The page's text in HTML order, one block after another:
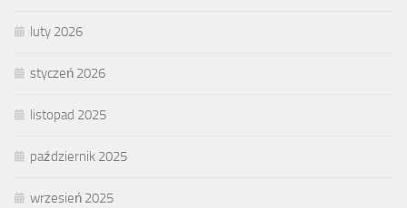
luty 2026
styczeń 2026
listopad 2025
październik 2025
wrzesień 2025